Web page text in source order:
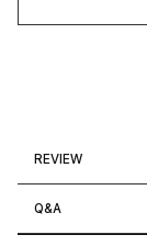
REVIEW
Q&A